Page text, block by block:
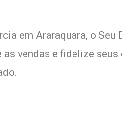
em Araraquara, o Seu
vendas e fidelize